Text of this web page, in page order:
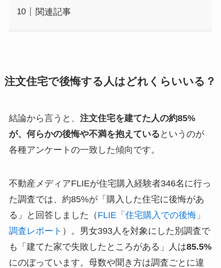
関連記事
注文住宅で後悔する人はどれくらいいる？
結論から言うと、 注文住宅を建てた人の約85%
が、何らかの後悔や不満を抱えている というのが
各種アンケートの一致した傾向です。
不動産メディアFLIEが住宅購入経験者346名に行っ
た調査では、約85%が「購入した住宅に後悔があ
る」と回答しました（ FLIE「住宅購入での後悔」
調査レポート ）。男女393人を対象にした別調査で
も「建てた家で失敗したところがある」人は85.5%
にのぼっています。母数や聞き方は調査ごとに違